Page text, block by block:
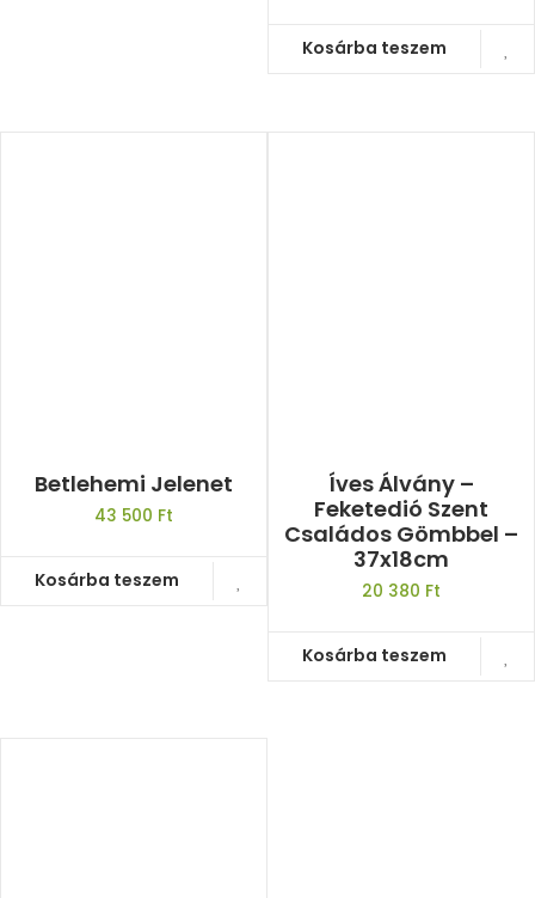
Kosárba teszem
Betlehemi Jelenet
43 500 Ft
Kosárba teszem
Íves Álvány –
Feketedió Szent
Családos Gömbbel –
37x18cm
20 380 Ft
Kosárba teszem